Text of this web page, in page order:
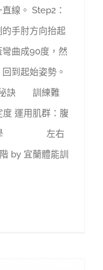
線。 Step2：
手肘方向抬起
曲成90度，然
到起始姿勢。
秘訣 訓練難
運用肌群：腹
初學 左右
宜蘭體能訓